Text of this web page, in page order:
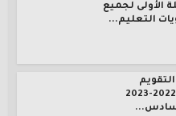
الأولى لجميع
التعليم...
التشخيصي 2022-2023